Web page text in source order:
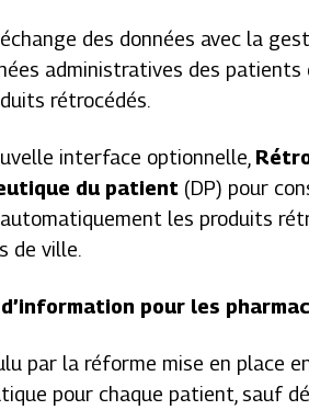
des données avec la
administratives des
rétrocédés.
interface optionnelle,
du patient (DP) pour
les produits
de ville.
pour les
par la réforme mise en place
pour chaque patient, sauf